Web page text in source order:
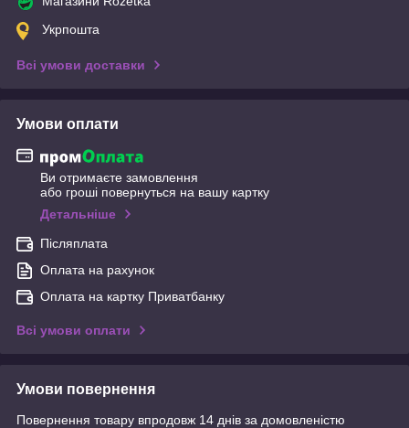
Укрпошта
Всі умови доставки
Умови оплати
Ви отримаєте замовлення
або гроші повернуться на вашу картку
Детальніше
Післяплата
Оплата на рахунок
Оплата на картку Приватбанку
Всі умови оплати
Умови повернення
Повернення товару впродовж 14 днів за домовленістю